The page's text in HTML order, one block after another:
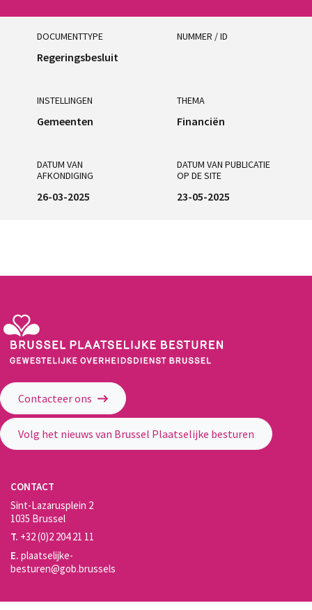
DOCUMENTTYPE
Regeringsbesluit
NUMMER / ID
INSTELLINGEN
Gemeenten
THEMA
Financiën
DATUM VAN
AFKONDIGING
26-03-2025
DATUM VAN PUBLICATIE
OP DE SITE
23-05-2025
Contacteer ons
Volg het nieuws van Brussel Plaatselijke besturen
CONTACT
Sint-Lazarusplein 2
1035 Brussel
T. +32 (0)2 204 21 11
E. plaatselijke-
besturen@gob.brussels